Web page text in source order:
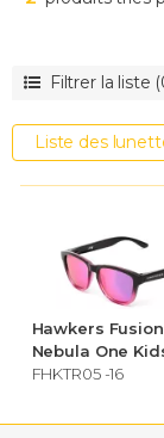
Filtrer la liste
Wayfarer
Pantos
Pillow
Papillon
Masque
Clubmaster
Carrée
Aviateur
Ovale
Ronde
Liste des
Hawkers Fusion
Nebula One
FHKTR05 -16